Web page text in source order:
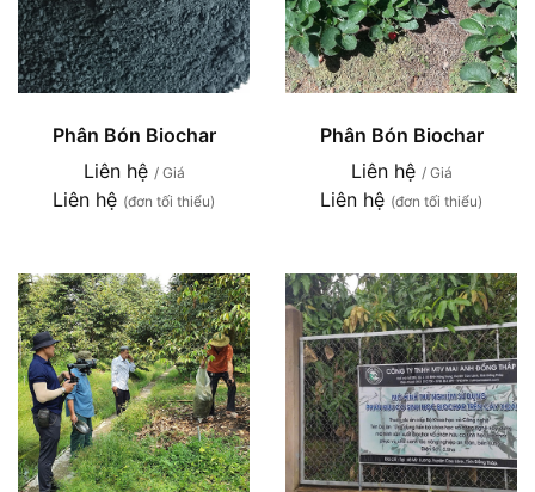
Phân Bón Biochar
Liên hệ / Giá
Liên hệ (đơn tối thiểu)
Phân Bón Biochar
Liên hệ / Giá
Liên hệ (đơn tối thiểu)